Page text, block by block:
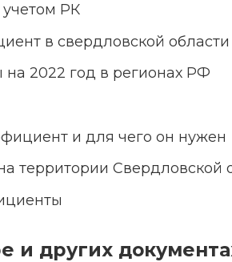
РК
в свердловской области
2022 год в регионах РФ
и для чего он нужен
территории Свердловской
и других